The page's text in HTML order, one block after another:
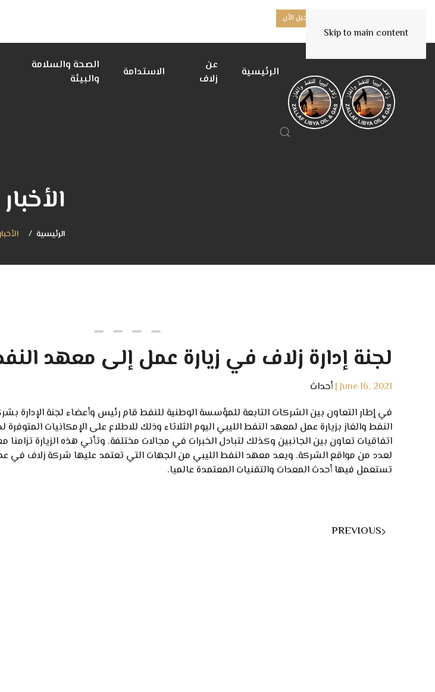
Skip to main content
تسجيل الأن
الرئيسية
عن
زلاف
الاستدامة
الصحة والسلامة
والبيئة
الأخبار
الرئيسية الأخبار
لجنة إدارة زلاف في زيارة عمل إلى معهد
June 16, 2021
|أحداث
في إطار التعاون بين الشركات التابعة للمؤسسة الوطنية للنفط قام رئيس وأعضاء لجنة الإدارة
النفط والغاز بزيارة عمل لمعهد النفط الليبي اليوم الثلاثاء وذلك للاطلاع على الإمكانيات
اتفاقيات تعاون بين الجانبين وكذلك لتبادل الخبرات في مجالات مختلفة. وتأتي هذه الزيارة تزامنا
لعدد من مواقع الشركة. ويعد معهد النفط الليبي من الجهات التي تعتمد عليها شركة زلاف في
تستعمل فيها أحدث المعدات والتقنيات المعتمدة عالميا.
PREVIOUS